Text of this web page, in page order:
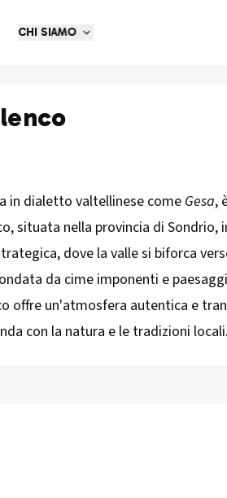
CHI SIAMO
in dialetto valtellinese come Gesa,
situata nella provincia di Sondrio,
dove la valle si biforca
da cime imponenti e
offre un'atmosfera autentica e
con la natura e le tradizioni locali.